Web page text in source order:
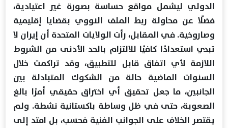
الدولي ليشمل مواقع حساسة بصورة غير اعتيادية،
فضلًا عن محاولة ربط الملف النووي بقضايا إقليمية
وصاروخية. في المقابل، رأت الولايات المتحدة أن إيران لا
تبدي استعدادًا كافيًا للالتزام بالحد الأدنى من الشروط
اللازمة لأي اتفاق قابل للتطبيق، وقد تراكمت خلال
السنوات الماضية حالة من الشكوك المتبادلة بين
الجانبين، ما جعل تحقيق أي اختراق حقيقي أمرًا بالغ
الصعوبة، حتى في ظل وساطة باكستانية نشطة. ولم
يقتصر الخلاف على الجوانب الفنية فحسب، بل امتد إلى